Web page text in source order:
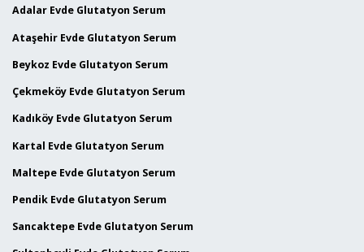
Adalar Evde Glutatyon Serum
Ataşehir Evde Glutatyon Serum
Beykoz Evde Glutatyon Serum
Çekmeköy Evde Glutatyon Serum
Kadıköy Evde Glutatyon Serum
Kartal Evde Glutatyon Serum
Maltepe Evde Glutatyon Serum
Pendik Evde Glutatyon Serum
Sancaktepe Evde Glutatyon Serum